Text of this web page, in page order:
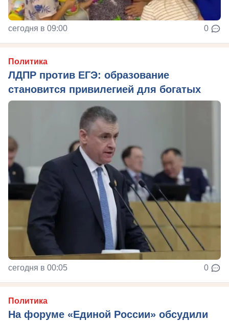
сегодня в 09:00 0
Политика
ЛДПР против ЕГЭ: образование
становится привилегией для богатых
сегодня в 00:05 0
Политика
На форуме «Единой России» обсудили